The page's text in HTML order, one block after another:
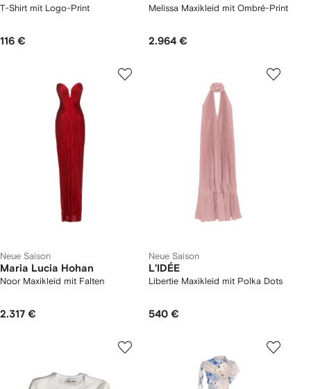
T-Shirt mit Logo-Print
116 €
Melissa Maxikleid mit Ombré-Print
2.964 €
Neue Saison
Maria Lucia Hohan
Noor Maxikleid mit Falten
2.317 €
Neue Saison
L'IDÉE
Libertie Maxikleid mit Polka Dots
540 €